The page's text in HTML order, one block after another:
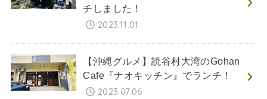
チしました！
2023.11.01
【沖縄グルメ】読谷村大湾のGohan
Cafe『ナオキッチン』でランチ！
2023.07.06